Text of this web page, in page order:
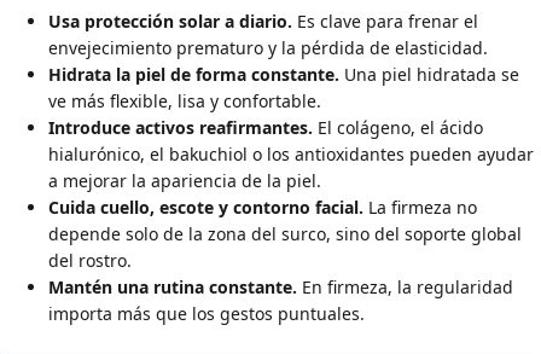
Usa protección solar a diario. Es clave para frenar el
envejecimiento prematuro y la pérdida de elasticidad.
Hidrata la piel de forma constante. Una piel hidratada se
ve más flexible, lisa y confortable.
Introduce activos reafirmantes. El colágeno, el ácido
hialurónico, el bakuchiol o los antioxidantes pueden ayudar
a mejorar la apariencia de la piel.
Cuida cuello, escote y contorno facial. La firmeza no
depende solo de la zona del surco, sino del soporte global
del rostro.
Mantén una rutina constante. En firmeza, la regularidad
importa más que los gestos puntuales.